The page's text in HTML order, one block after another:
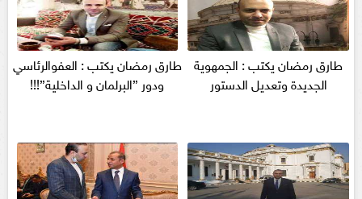
طارق رمضان يكتب : الجمهوية
الجديدة وتعديل الدستور
طارق رمضان يكتب : العفوالرئاسي
ودور ”البرلمان و الداخلية”!!!